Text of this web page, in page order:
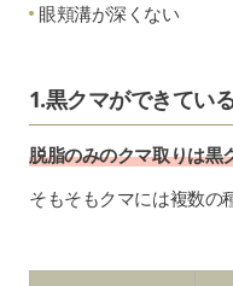
眼頬溝が深くない
1.黒クマができてい
脱脂のみのクマ取りは黒
そもそもクマには複数の